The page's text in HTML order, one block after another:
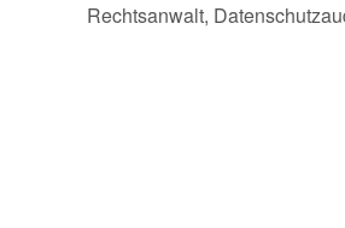
Rechtsanwalt,